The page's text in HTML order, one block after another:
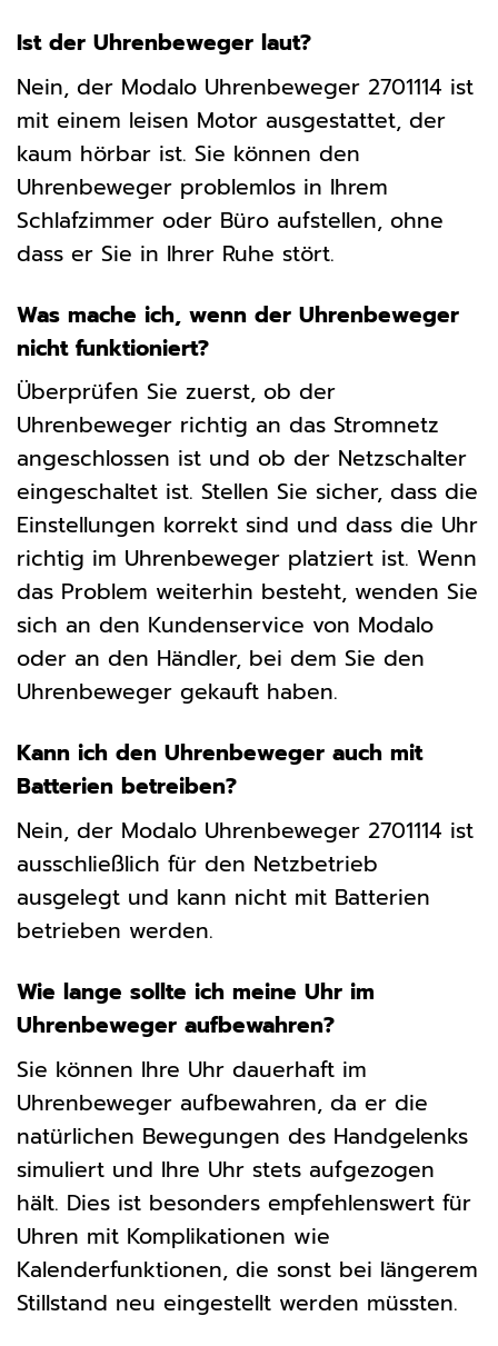
Ist der Uhrenbeweger laut?
Nein, der Modalo Uhrenbeweger 2701114 ist
mit einem leisen Motor ausgestattet, der
kaum hörbar ist. Sie können den
Uhrenbeweger problemlos in Ihrem
Schlafzimmer oder Büro aufstellen, ohne
dass er Sie in Ihrer Ruhe stört.
Was mache ich, wenn der Uhrenbeweger
nicht funktioniert?
Überprüfen Sie zuerst, ob der
Uhrenbeweger richtig an das Stromnetz
angeschlossen ist und ob der Netzschalter
eingeschaltet ist. Stellen Sie sicher, dass die
Einstellungen korrekt sind und dass die Uhr
richtig im Uhrenbeweger platziert ist. Wenn
das Problem weiterhin besteht, wenden Sie
sich an den Kundenservice von Modalo
oder an den Händler, bei dem Sie den
Uhrenbeweger gekauft haben.
Kann ich den Uhrenbeweger auch mit
Batterien betreiben?
Nein, der Modalo Uhrenbeweger 2701114 ist
ausschließlich für den Netzbetrieb
ausgelegt und kann nicht mit Batterien
betrieben werden.
Wie lange sollte ich meine Uhr im
Uhrenbeweger aufbewahren?
Sie können Ihre Uhr dauerhaft im
Uhrenbeweger aufbewahren, da er die
natürlichen Bewegungen des Handgelenks
simuliert und Ihre Uhr stets aufgezogen
hält. Dies ist besonders empfehlenswert für
Uhren mit Komplikationen wie
Kalenderfunktionen, die sonst bei längerem
Stillstand neu eingestellt werden müssten.